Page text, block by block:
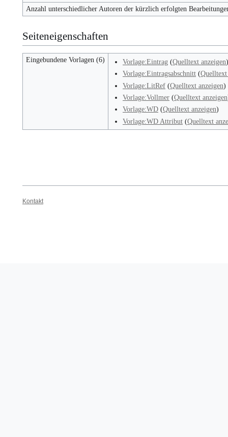
Anzahl unterschiedlicher Autoren der kürzlich erfolgten
Seiteneigenschaften
Eingebundene Vorlagen (6) Vorlage:Eintrag(Quelltext anzeigen)
Vorlage:Eintragsabschnitt(Quelltext
Vorlage:LitRef(Quelltext anzeigen)
Vorlage:Vollmer(Quelltext anzeigen
Vorlage:WD(Quelltext anzeigen)
Vorlage:WD Attribut(Quelltext
Kontakt